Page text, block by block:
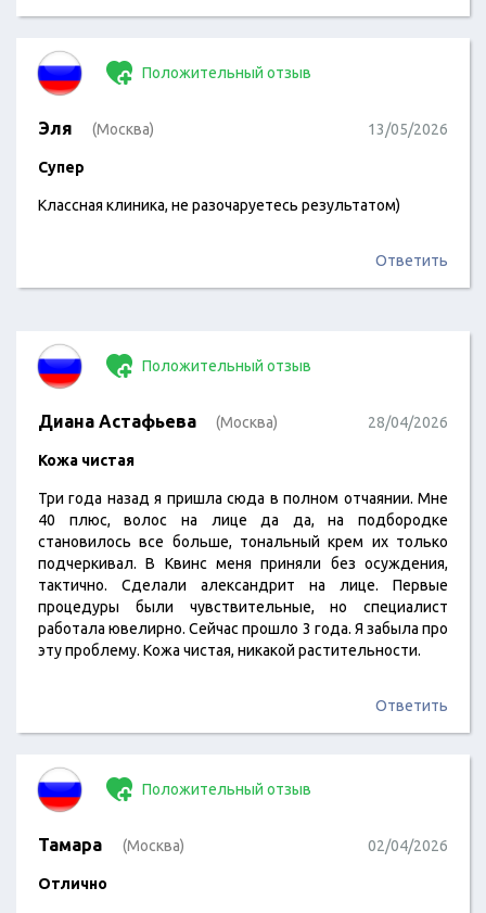
Положительный отзыв
Эля (Москва) 13/05/2026
Супер
Классная клиника, не разочаруетесь результатом)
Ответить
Положительный отзыв
Диана Астафьева (Москва) 28/04/2026
Кожа чистая
Три года назад я пришла сюда в полном отчаянии. Мне
40 плюс, волос на лице да да, на подбородке
становилось все больше, тональный крем их только
подчеркивал. В Квинс меня приняли без осуждения,
тактично. Сделали александрит на лице. Первые
процедуры были чувствительные, но специалист
работала ювелирно. Сейчас прошло 3 года. Я забыла про
эту проблему. Кожа чистая, никакой растительности.
Ответить
Положительный отзыв
Тамара (Москва) 02/04/2026
Отлично